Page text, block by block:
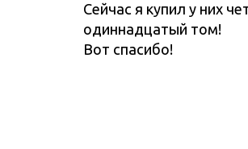
Сейчас я купил у них
одиннадцатый том!
Вот спасибо!